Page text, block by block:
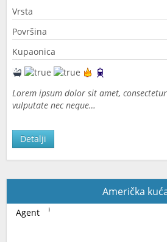
Vrsta
Površina
Kupaonica
Lorem ipsum dolor sit amet,
vulputate nec neque…
Detalji
Američka
Agent